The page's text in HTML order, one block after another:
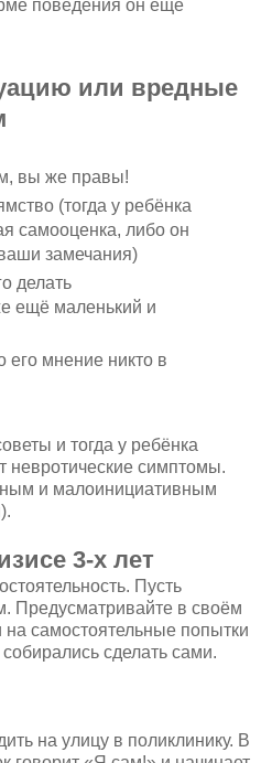
поведения он ещё
или вредные
вы же правы!
(тогда у ребёнка
самооценка, либо он
замечания)
делать
ещё маленький и
его мнение никто в
и тогда у ребёнка
невротические симптомы.
и малоинициативным
3-х лет
Пусть
Предусматривайте в своём
самостоятельные попытки
сделать сами.
на улицу в поликлинику. В